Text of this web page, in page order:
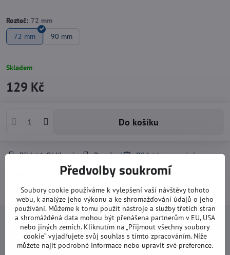
Rozteč:
72 mm
90 mm
Skladem
129 Kč
Do košíku
Přidat k Oblíbeným
Doručení
Navštivte nás
Otevírací doba:
Předvolby soukromí
Soubory cookie používáme k vylepšení vaší návštěvy tohoto
webu, k analýze jeho výkonu a ke shromažďování údajů o jeho
používání. Můžeme k tomu použít nástroje a služby třetích stran
a shromážděná data mohou být přenášena partnerům v EU, USA
nebo jiných zemích. Kliknutím na „Přijmout všechny soubory
cookie“ vyjadřujete svůj souhlas s tímto zpracováním. Níže
můžete najít podrobné informace nebo upravit své preference.